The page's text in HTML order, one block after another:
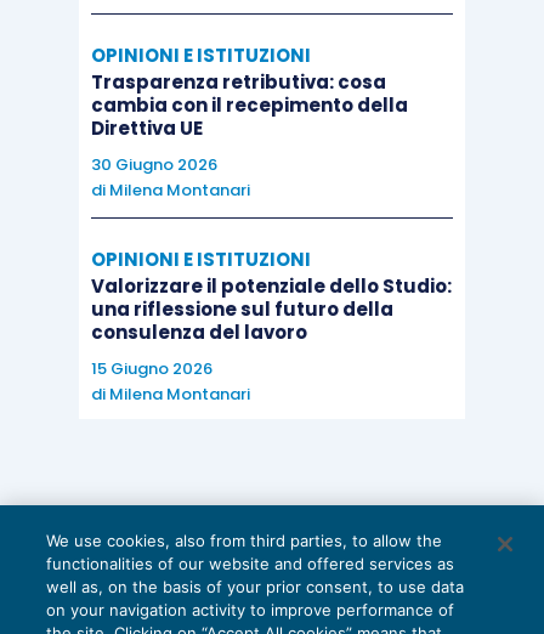
OPINIONI E ISTITUZIONI
Trasparenza retributiva: cosa
cambia con il recepimento della
Direttiva UE
30 Giugno 2026
di Milena Montanari
OPINIONI E ISTITUZIONI
Valorizzare il potenziale dello Studio:
una riflessione sul futuro della
consulenza del lavoro
15 Giugno 2026
di Milena Montanari
We use cookies, also from third parties, to allow the
functionalities of our website and offered services as
well as, on the basis of your prior consent, to use data
on your navigation activity to improve performance of